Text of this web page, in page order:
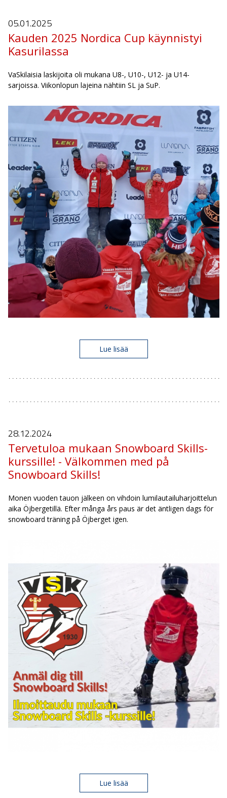
05.01.2025
Kauden 2025 Nordica Cup käynnistyi
Kasurilassa
VaSkilaisia laskijoita oli mukana U8-, U10-, U12- ja U14-
sarjoissa. Viikonlopun lajeina nähtiin SL ja SuP.
Lue lisää
28.12.2024
Tervetuloa mukaan Snowboard Skills-
kurssille! - Välkommen med på
Snowboard Skills!
Monen vuoden tauon jälkeen on vihdoin lumilautailuharjoittelun
aika Öjbergetillä. Efter många års paus är det äntligen dags för
snowboard träning på Öjberget igen.
Lue lisää